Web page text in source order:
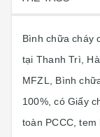
Bình chữa cháy
tại Thanh Trì,
MFZL, Bình
100%, có Giấy
toàn PCCC,